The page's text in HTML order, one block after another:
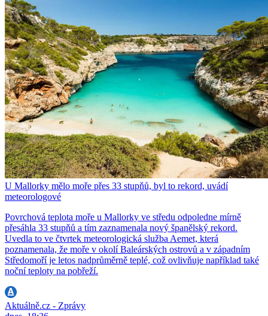
U Mallorky mělo moře přes 33 stupňů, byl to rekord, uvádí
meteorologové
Povrchová teplota moře u Mallorky ve středu odpoledne mírně
přesáhla 33 stupňů a tím zaznamenala nový španělský rekord.
Uvedla to ve čtvrtek meteorologická služba Aemet, která
poznamenala, že moře v okolí Baleárských ostrovů a v západním
Středomoří je letos nadprůměrně teplé, což ovlivňuje například také
noční teploty na pobřeží.
Aktuálně.cz - Zprávy